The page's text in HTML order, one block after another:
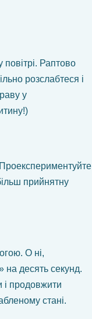
Раптово
розслабтеся і
у
Проекспериментуйте
прийнятну
О ні,
на десять секунд.
і продовжити
стані.